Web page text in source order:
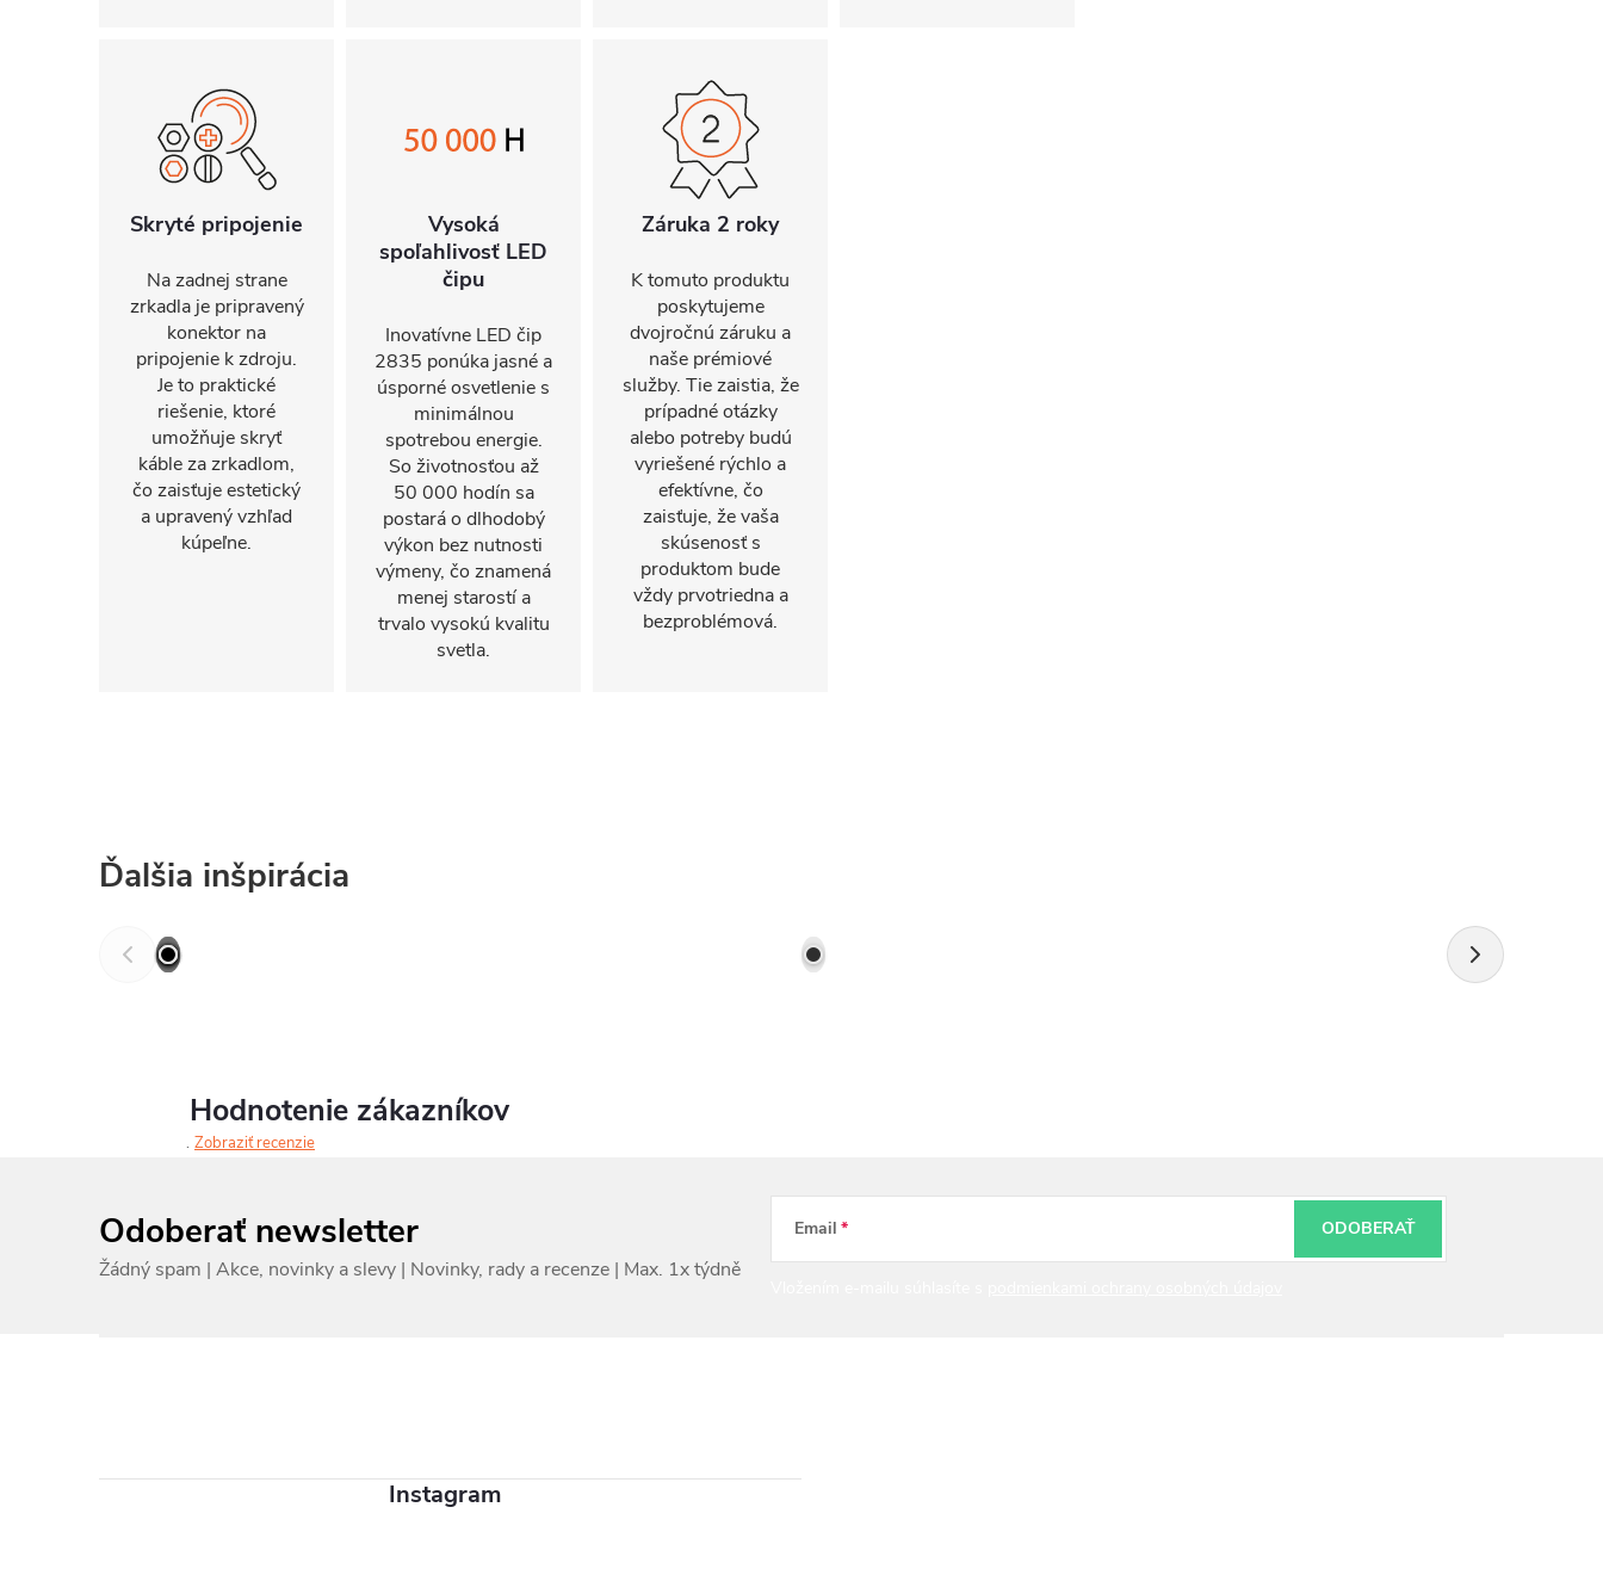
Skryté pripojenie
Na zadnej strane
zrkadla je pripravený
konektor na
pripojenie k zdroju.
Je to praktické
riešenie, ktoré
umožňuje skryť
káble za zrkadlom,
čo zaisťuje estetický
a upravený vzhľad
kúpeľne.
Vysoká
spoľahlivosť LED
čipu
Inovatívne LED čip
2835 ponúka jasné a
úsporné osvetlenie s
minimálnou
spotrebou energie.
So životnosťou až
50 000 hodín sa
postará o dlhodobý
výkon bez nutnosti
výmeny, čo znamená
menej starostí a
trvalo vysokú kvalitu
svetla.
Záruka 2 roky
K tomuto produktu
poskytujeme
dvojročnú záruku a
naše prémiové
služby. Tie zaistia, že
prípadné otázky
alebo potreby budú
vyriešené rýchlo a
efektívne, čo
zaisťuje, že vaša
skúsenosť s
produktom bude
vždy prvotriedna a
bezproblémová.
Ďalšia inšpirácia
Hodnotenie zákazníkov
Zobraziť recenzie
Odoberať newsletter Email ODOBERAŤ
Instagram